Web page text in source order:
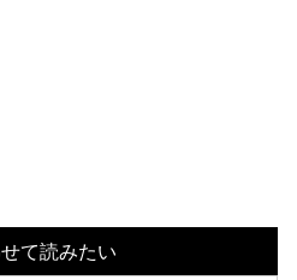
て読みたい